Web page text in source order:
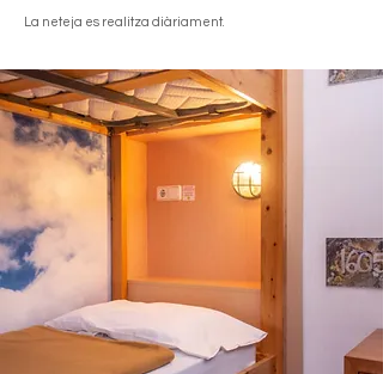
La neteja es realitza diàriament.